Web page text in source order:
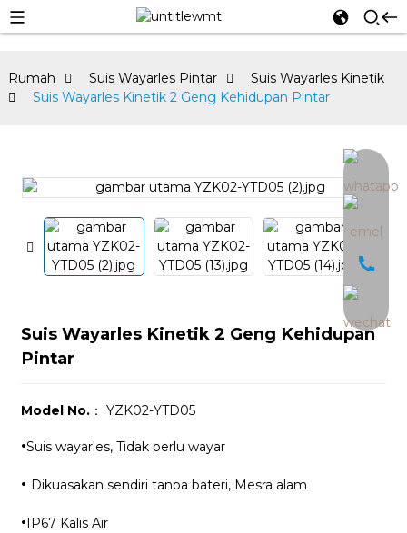
Rumah Suis Wayarles Pintar
Suis Wayarles Kinetik
Suis Wayarles Kinetik 2 Geng Kehidupan Pintar
Suis Wayarles Kinetik 2 Geng Kehidupan
Pintar
Model No.： YZK02-YTD05
·Suis wayarles, Tidak perlu wayar
· Dikuasakan sendiri tanpa bateri, Mesra alam
·IP67 Kalis Air